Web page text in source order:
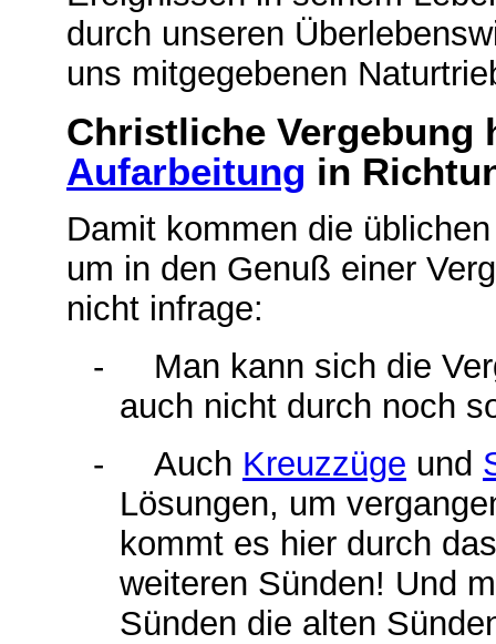
durch unseren
uns mitgegebenen
Christliche Vergebung
Aufarbeitung in
Damit kommen die
um in den Genuß einer
nicht infrage:
-
Man kann sich die
auch nicht durch noch
-
Auch Kreuzzüge und
Lösungen, um
kommt es hier durch
weiteren Sünden! Und
Sünden die alten